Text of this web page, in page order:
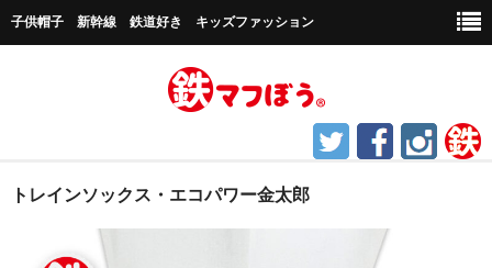
子供帽子 新幹線 鉄道好き キッズファッション
ホーム
鉄道グッズ
トレインソックス・エコパワー金太郎